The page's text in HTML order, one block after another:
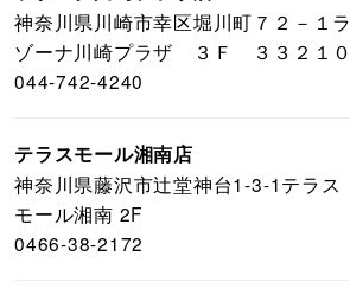
神奈川県川崎市幸区堀川町７２－１ラ
ゾーナ川崎プラザ ３Ｆ ３３２１０
044-742-4240
テラスモール湘南店
神奈川県藤沢市辻堂神台1-3-1テラス
モール湘南 2F
0466-38-2172